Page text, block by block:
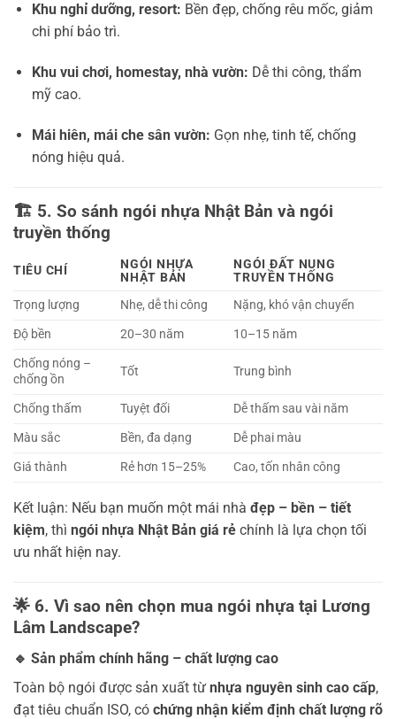
Khu nghỉ dưỡng, resort: Bền đẹp, chống rêu mốc, giảm
chi phí bảo trì.
Khu vui chơi, homestay, nhà vườn: Dễ thi công, thẩm
mỹ cao.
Mái hiên, mái che sân vườn: Gọn nhẹ, tinh tế, chống
nóng hiệu quả.
🏗️ 5. So sánh ngói nhựa Nhật Bản và ngói
truyền thống
TIÊU CHÍ
NGÓI NHỰA
NHẬT BẢN
NGÓI ĐẤT NUNG
TRUYỀN THỐNG
Trọng lượng
Nhẹ, dễ thi công
Nặng, khó vận chuyển
Độ bền
20–30 năm
10–15 năm
Chống nóng –
chống ồn
Tốt Trung bình
Chống thấm Tuyệt đối
Dễ thấm sau vài năm
Màu sắc
Bền, đa dạng
Dễ phai màu
Giá thành
Rẻ hơn 15–25% Cao, tốn nhân công
Kết luận: Nếu bạn muốn một mái nhà đẹp – bền – tiết
kiệm, thì ngói nhựa Nhật Bản giá rẻ chính là lựa chọn tối
ưu nhất hiện nay.
🌟 6. Vì sao nên chọn mua ngói nhựa tại Lương
Lâm Landscape?
🔹 Sản phẩm chính hãng – chất lượng cao
Toàn bộ ngói được sản xuất từ nhựa nguyên sinh cao cấp,
đạt tiêu chuẩn ISO, có chứng nhận kiểm định chất lượng rõ